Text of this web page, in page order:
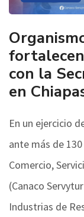
con la
en
En un ejercicio
ante más de
Comercio,
(Canaco
Industrias de